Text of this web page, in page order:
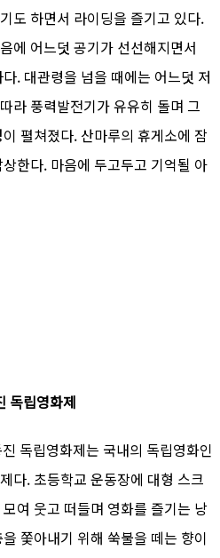
도 하면서 라이딩을 즐기고 있다.
에 어느덧 공기가 선선해지면서
. 대관령을 넘을 때에는 어느덧 저
라 풍력발전기가 유유히 돌며 그
펼쳐졌다. 산마루의 휴게소에 잠
한다. 마음에 두고두고 기억될 아
독립영화제
독립영화제는 국내의 독립영화인
다. 초등학교 운동장에 대형 스크
여 웃고 떠들며 영화를 즐기는 낭
쫓아내기 위해 쑥불을 떼는 향이